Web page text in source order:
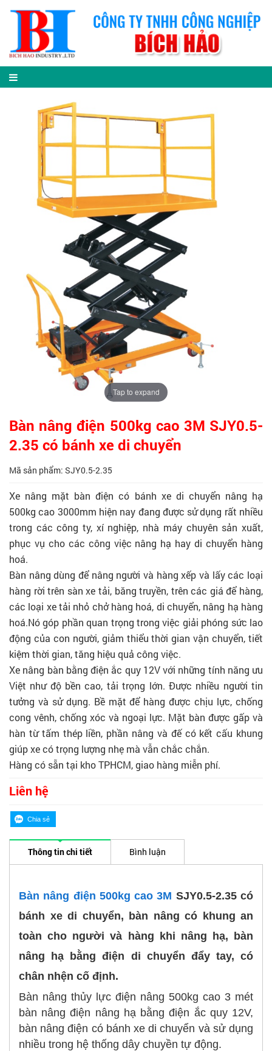
Tap to expand
Bàn nâng điện 500kg cao 3M SJY0.5-
2.35 có bánh xe di chuyển
Mã sản phẩm: SJY0.5-2.35
Xe nâng mặt bàn điện có bánh xe di chuyển nâng hạ
500kg cao 3000mm hiện nay đang được sử dụng rất nhiều
trong các công ty, xí nghiệp, nhà máy chuyên sản xuất,
phục vụ cho các công việc nâng hạ hay di chuyển hàng
hoá.
Bàn nâng dùng để nâng người và hàng xếp và lấy các loại
hàng rời trên sàn xe tải, băng truyền, trên các giá để hàng,
các loại xe tải nhỏ chở hàng hoá, di chuyển, nâng hạ hàng
hoá.Nó góp phần quan trọng trong việc giải phóng sức lao
động của con người, giảm thiểu thời gian vận chuyển, tiết
kiệm thời gian, tăng hiệu quả công việc.
Xe nâng bàn bằng điện ắc quy 12V với những tính năng ưu
Việt như độ bền cao, tải trọng lớn. Được nhiều người tin
tưởng và sử dụng. Bề mặt để hàng được chịu lực, chống
cong vênh, chống xóc và ngoại lực. Mặt bàn được gấp và
hàn từ tấm thép liền, phần nâng và đế có kết cấu khung
giúp xe có trọng lượng nhẹ mà vẫn chắc chắn.
Hàng có sẵn tại kho TPHCM, giao hàng miễn phí.
Liên hệ
Thông tin chi tiết Bình luận
Bàn nâng điện 500kg cao 3M SJY0.5-2.35 có
bánh xe di chuyển, bàn nâng có khung an
toàn cho người và hàng khi nâng hạ, bàn
nâng hạ bằng điện di chuyển đẩy tay, có
chân nhện cố định.
Bàn nâng thủy lực điện nâng 500kg cao 3 mét
bàn nâng điện nâng hạ bằng điện ắc quy 12V,
bàn nâng điện có bánh xe di chuyển và sử dụng
nhiều trong hệ thống dây chuyền tự động.